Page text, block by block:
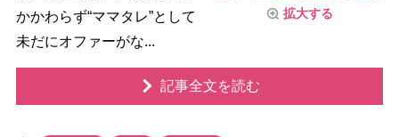
拡大する
かかわらず“ママタレ”として
未だにオファーがな...
記事全文を読む